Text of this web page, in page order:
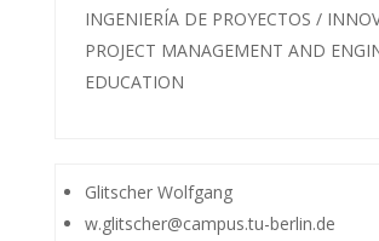
INGENIERÍA DE PROYECTOS /
PROJECT MANAGEMENT AND
EDUCATION
Glitscher Wolfgang
w.glitscher@campus.tu-berlin.de